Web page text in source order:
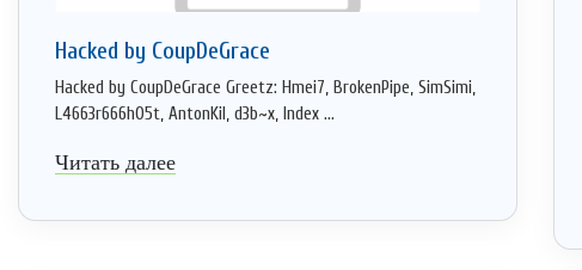
Hacked by CoupDeGrace
Hacked by CoupDeGrace Greetz: Hmei7, BrokenPipe, SimSimi,
L4663r666h05t, AntonKil, d3b~x, Index ...
Читать далее